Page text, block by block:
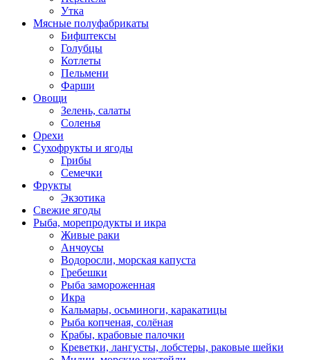
Утка
Мясные полуфабрикаты
Бифштексы
Голубцы
Котлеты
Пельмени
Фарши
Овощи
Зелень, салаты
Соленья
Орехи
Сухофрукты и ягоды
Грибы
Семечки
Фрукты
Экзотика
Свежие ягоды
Рыба, морепродукты и икра
Живые раки
Анчоусы
Водоросли, морская капуста
Гребешки
Рыба замороженная
Икра
Кальмары, осьминоги, каракатицы
Рыба копченая, солёная
Крабы, крабовые палочки
Креветки, лангусты, лобстеры, раковые шейки